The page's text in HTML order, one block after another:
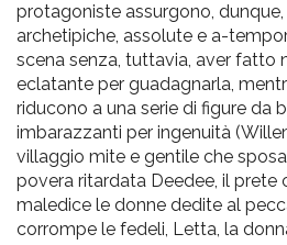
protagoniste assurgono,
archetipiche, assolute e a-
scena senza, tuttavia, aver fatto
eclatante per guadagnarla,
riducono a una serie di figure da
imbarazzanti per ingenuità
villaggio mite e gentile che
povera ritardata Deedee, il prete
maledice le donne dedite al
corrompe le fedeli, Letta, la